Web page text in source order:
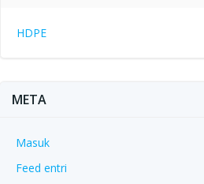
HDPE
META
Masuk
Feed entri